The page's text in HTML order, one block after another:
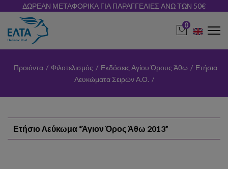
ΔΩΡΕΑΝ ΜΕΤΑΦΟΡΙΚΑ ΓΙΑ ΠΑΡΑΓΓΕΛΙΕΣ ΑΝΩ ΤΩΝ 50€
0
Προιόντα / Φιλοτελισμός / Εκδόσεις Αγίου Όρους Άθω / Ετήσια
Λευκώματα Σειρών Α.Ο. /
Ετήσιο Λεύκωμα “Άγιον Όρος Άθω 2013”